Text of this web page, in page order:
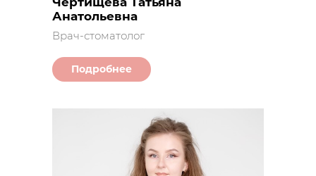
Подробнее
Врач-стоматолог
Анатольевна